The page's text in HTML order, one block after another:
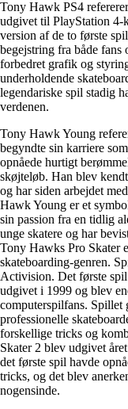
Tony Hawk PS4
udgivet til PlayStation 4-
version af de to første
begejstring fra både
forbedret grafik og
underholdende
legendariske spil stadig
verdenen.
Tony Hawk Young
begyndte sin karriere
opnåede hurtigt
skøjteløb. Han blev
og har siden arbejdet
Hawk Young er et
sin passion fra en tidlig
unge skatere og har
Tony Hawks Pro Skater
skateboarding-genren.
Activision. Det første
udgivet i 1999 og blev
computerspilfans.
professionelle
forskellige tricks og
Skater 2 blev udgivet
det første spil havde
tricks, og det blev
nogensinde.